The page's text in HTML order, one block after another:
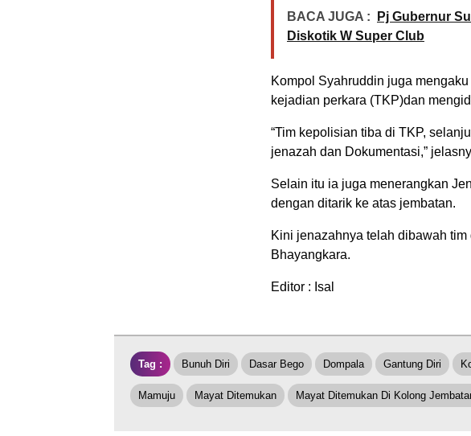
BACA JUGA :
Pj Gubernur
Diskotik W Super Club
Kompol Syahruddin juga
kejadian perkara (TKP)dan
“Tim kepolisian tiba di TKP,
jenazah dan Dokumentasi,”
Selain itu ia juga menerangkan
dengan ditarik ke atas jembatan.
Kini jenazahnya telah dibawah
Bhayangkara.
Editor : Isal
Tag : Bunuh Diri Dasar Bego Dompala Gantung Diri
Mamuju Mayat Ditemukan Mayat Ditemukan Di Kolong